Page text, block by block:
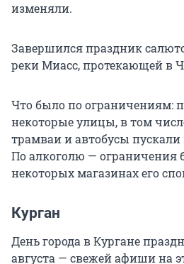
изменяли.
Завершился праздник
реки Миасс, протекающей в
Что было по ограничениям:
некоторые улицы, в том
трамваи и автобусы
По алкоголю — ограничения
некоторых магазинах его
Курган
День города в Кургане
августа — свежей афиши на